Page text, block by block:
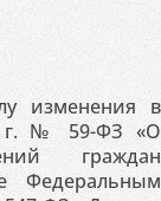
изменения в
г. № 59-ФЗ «О
граждан
Федеральным